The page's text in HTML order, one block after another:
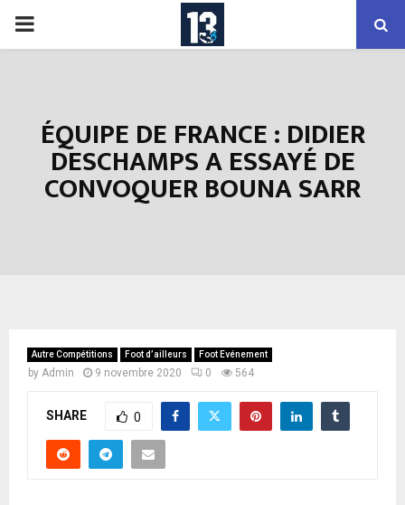
PRIMARY
ÉQUIPE DE FRANCE : DIDIER
DESCHAMPS A ESSAYÉ DE
CONVOQUER BOUNA SARR
Autre Compétitions Foot d’ailleurs Foot Evénement
by Admin 9 novembre 2020 0 564
SHARE 0